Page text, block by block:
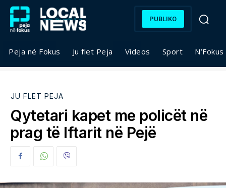
PUBLIKO
Peja në Fokus Ju flet Peja Videos Sport
JU FLET PEJA
Qytetari kapet me policët në
prag të Iftarit në Pejë